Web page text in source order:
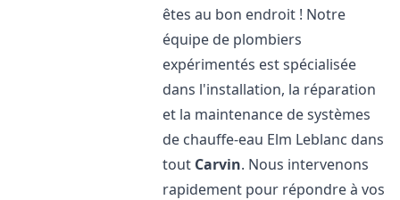
êtes au bon endroit ! Notre
équipe de plombiers
expérimentés est spécialisée
dans l'installation, la réparation
et la maintenance de systèmes
de chauffe-eau Elm Leblanc dans
tout Carvin. Nous intervenons
rapidement pour répondre à vos